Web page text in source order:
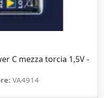
C mezza torcia 1,5V -
VA4914